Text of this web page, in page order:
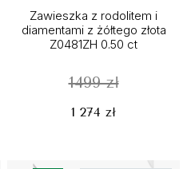
Zawieszka z rodolitem i
diamentami z żółtego złota
Z0481ZH 0.50 ct
1499 zł
1 274 zł